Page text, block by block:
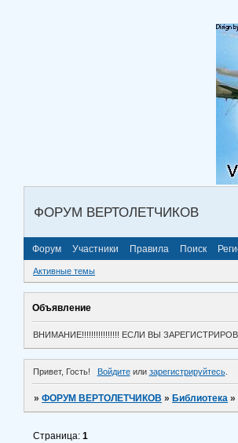
ФОРУМ ВЕРТОЛЕТЧИКОВ
Форум Участники Правила Поиск
Активные темы
Объявление
ВНИМАНИЕ!!!!!!!!!!!!!!!! ЕСЛИ ВЫ
Привет, Гость! Войдитеили зарегистрируйтесь.
»ФОРУМ ВЕРТОЛЕТЧИКОВ » Библиотека »
Страница:1